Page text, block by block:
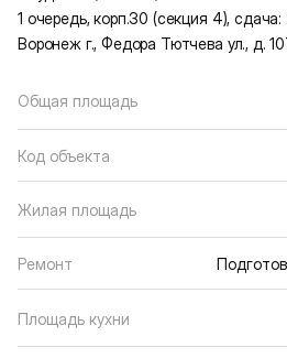
1 очередь, корп.30 (секция 4), сдача:
Воронеж г., Федора Тютчева ул., д.
Общая площадь
Код объекта
Жилая площадь
Ремонт
Площадь кухни